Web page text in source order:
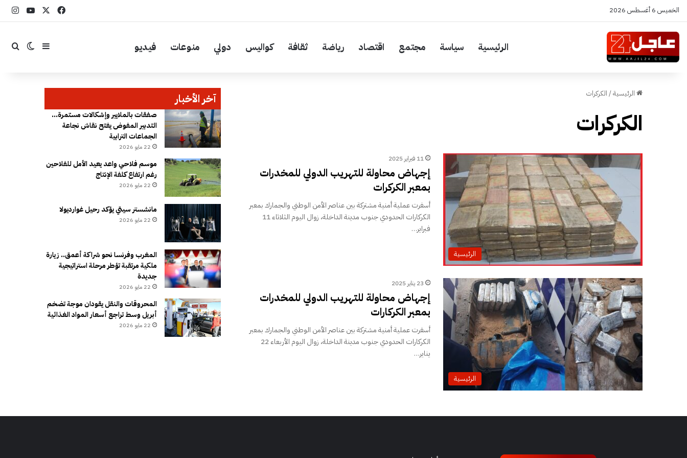
الخميس 6 أغسطس 2026 فيسبوك
الرئيسية سياسة مجتمع اقتصاد رياضة ثقافة كواليس دولي منوعات فيديو إضافة عمود
الوضع
الرئيسية/ الكركرات
الكركرات
الرئيسية
11 فبراير 2025
إجهاض محاولة للتهريب الدولي للمخدرات
بمعبر الكركرات
أسفرت عملية أمنية مشتركة بين عناصر الأمن الوطني والجمارك بمعبر
الكركارات الحدودي جنوب مدينة الداخلة، زوال اليوم الثلاثاء 11
فبراير…
الرئيسية
23 يناير 2025
إجهاض محاولة للتهريب الدولي للمخدرات
بمعبر الكركارات
أسفرت عملية أمنية مشتركة بين عناصر الأمن الوطني والجمارك بمعبر
الكركارات الحدودي جنوب مدينة الداخلة، زوال اليوم الأربعاء 22
يناير…
آخر الأخبار
صفقات بالملايير وإشكالات مستمرة…
التدبير المفوض يفتح نقاش نجاعة
الجماعات الترابية
22 مايو 2026
موسم فلاحي واعد يعيد الأمل للفلاحين
رغم ارتفاع كلفة الإنتاج
22 مايو 2026
مانشستر سيتي يؤكد رحيل غوارديولا
22 مايو 2026
المغرب وفرنسا نحو شراكة أعمق.. زيارة
ملكية مرتقبة تؤطر مرحلة استراتيجية
جديدة
22 مايو 2026
المحروقات والنقل يقودان موجة تضخم
أبريل وسط تراجع أسعار المواد الغذائية
22 مايو 2026